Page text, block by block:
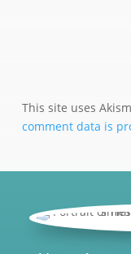
This site uses
comment data is